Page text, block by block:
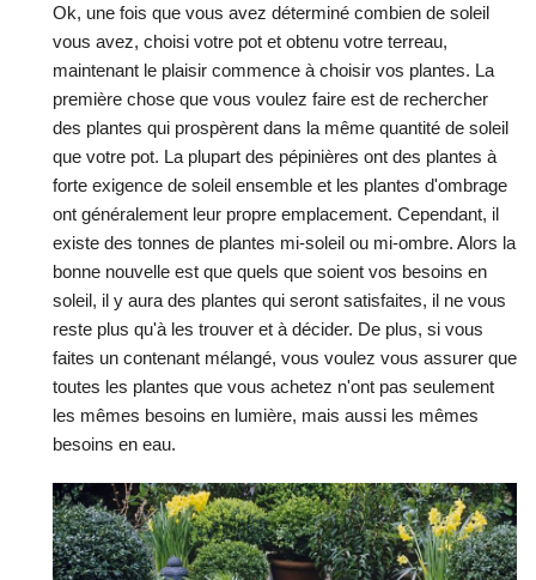
Ok, une fois que vous avez déterminé combien de soleil
vous avez, choisi votre pot et obtenu votre terreau,
maintenant le plaisir commence à choisir vos plantes. La
première chose que vous voulez faire est de rechercher
des plantes qui prospèrent dans la même quantité de soleil
que votre pot. La plupart des pépinières ont des plantes à
forte exigence de soleil ensemble et les plantes d'ombrage
ont généralement leur propre emplacement. Cependant, il
existe des tonnes de plantes mi-soleil ou mi-ombre. Alors la
bonne nouvelle est que quels que soient vos besoins en
soleil, il y aura des plantes qui seront satisfaites, il ne vous
reste plus qu'à les trouver et à décider. De plus, si vous
faites un contenant mélangé, vous voulez vous assurer que
toutes les plantes que vous achetez n'ont pas seulement
les mêmes besoins en lumière, mais aussi les mêmes
besoins en eau.